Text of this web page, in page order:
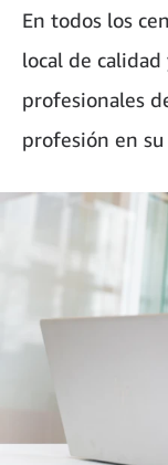
En todos los
local de
profesionales
profesión en